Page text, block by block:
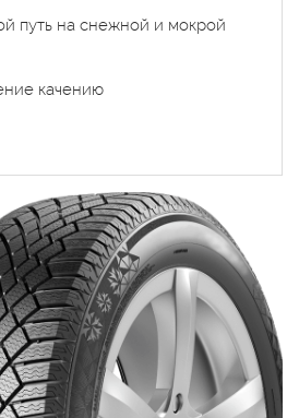
путь на снежной и мокрой
качению